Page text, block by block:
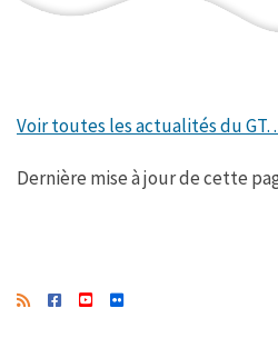
Voir toutes les actualités du
Dernière mise à jour de cette